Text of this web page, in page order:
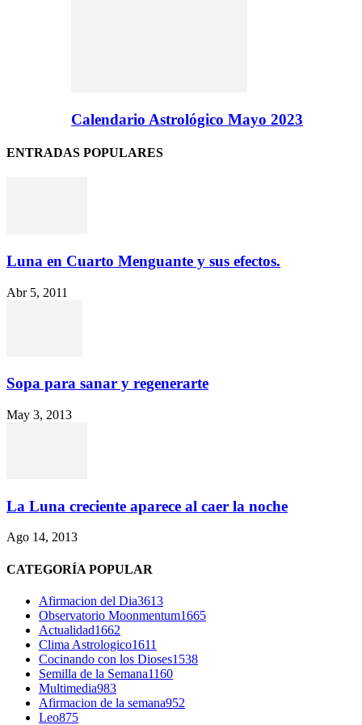
Calendario Astrológico Mayo 2023
ENTRADAS POPULARES
Luna en Cuarto Menguante y sus efectos.
Abr 5, 2011
Sopa para sanar y regenerarte
May 3, 2013
La Luna creciente aparece al caer la noche
Ago 14, 2013
CATEGORÍA POPULAR
Afirmacion del Dia3613
Observatorio Moonmentum1665
Actualidad1662
Clima Astrologico1611
Cocinando con los Dioses1538
Semilla de la Semana1160
Multimedia983
Afirmacion de la semana952
Leo875